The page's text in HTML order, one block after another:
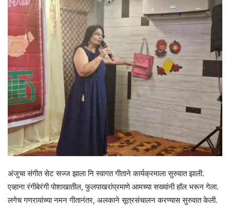
अंजुचा संगीत सेट सज्ज झाला नि स्वागत गीताने कार्यक्रमाला सुरुवात झाली.
एव्हाना रंगीबेरंगी पोशाखातील, फुलपाखरांप्रमाणे आमच्या सख्यांनी हॉल भरून गेला.
लगेच गणरायांच्या नमन गीतानंतर, अलकाने सूत्रसंचालन करण्यास सुरुवात केली.